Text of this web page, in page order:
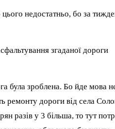
недостатньо, бо за
згаданої дороги
була зроблена. Бо йде мова
ремонту дороги від села
разів у 3 більша, то тут